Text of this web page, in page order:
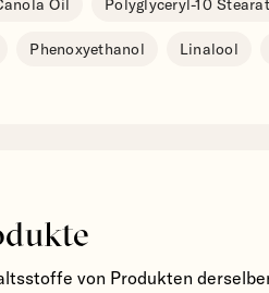
Oil Polyglyceryl-10
Phenoxyethanol Linalool
von Produkten